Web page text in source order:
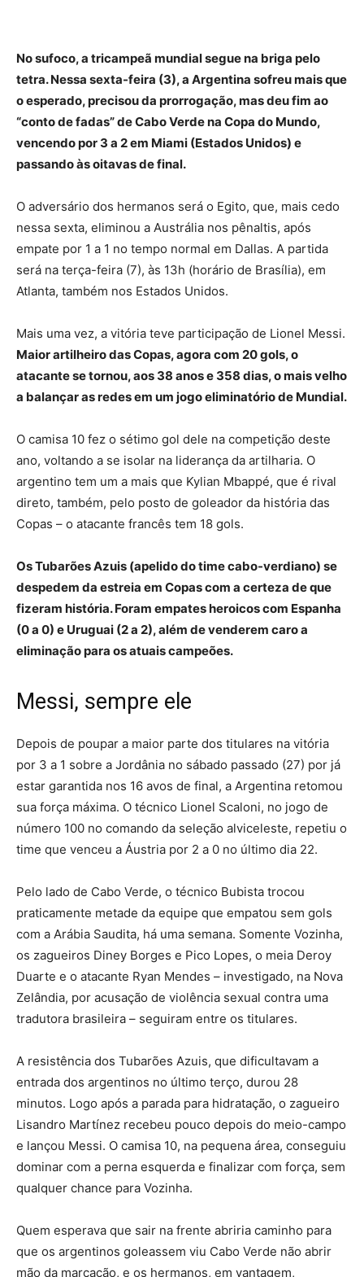
No sufoco, a tricampeã mundial segue na briga pelo
tetra. Nessa sexta-feira (3), a Argentina sofreu mais que
o esperado, precisou da prorrogação, mas deu fim ao
“conto de fadas” de Cabo Verde na Copa do Mundo,
vencendo por 3 a 2 em Miami (Estados Unidos) e
passando às oitavas de final.
O adversário dos hermanos será o Egito, que, mais cedo
nessa sexta, eliminou a Austrália nos pênaltis, após
empate por 1 a 1 no tempo normal em Dallas. A partida
será na terça-feira (7), às 13h (horário de Brasília), em
Atlanta, também nos Estados Unidos.
Mais uma vez, a vitória teve participação de Lionel Messi.
Maior artilheiro das Copas, agora com 20 gols, o
atacante se tornou, aos 38 anos e 358 dias, o mais velho
a balançar as redes em um jogo eliminatório de Mundial.
O camisa 10 fez o sétimo gol dele na competição deste
ano, voltando a se isolar na liderança da artilharia. O
argentino tem um a mais que Kylian Mbappé, que é rival
direto, também, pelo posto de goleador da história das
Copas – o atacante francês tem 18 gols.
Os Tubarões Azuis (apelido do time cabo-verdiano) se
despedem da estreia em Copas com a certeza de que
fizeram história. Foram empates heroicos com Espanha
(0 a 0) e Uruguai (2 a 2), além de venderem caro a
eliminação para os atuais campeões.
Messi, sempre ele
Depois de poupar a maior parte dos titulares na vitória
por 3 a 1 sobre a Jordânia no sábado passado (27) por já
estar garantida nos 16 avos de final, a Argentina retomou
sua força máxima. O técnico Lionel Scaloni, no jogo de
número 100 no comando da seleção alviceleste, repetiu o
time que venceu a Áustria por 2 a 0 no último dia 22.
Pelo lado de Cabo Verde, o técnico Bubista trocou
praticamente metade da equipe que empatou sem gols
com a Arábia Saudita, há uma semana. Somente Vozinha,
os zagueiros Diney Borges e Pico Lopes, o meia Deroy
Duarte e o atacante Ryan Mendes – investigado, na Nova
Zelândia, por acusação de violência sexual contra uma
tradutora brasileira – seguiram entre os titulares.
A resistência dos Tubarões Azuis, que dificultavam a
entrada dos argentinos no último terço, durou 28
minutos. Logo após a parada para hidratação, o zagueiro
Lisandro Martínez recebeu pouco depois do meio-campo
e lançou Messi. O camisa 10, na pequena área, conseguiu
dominar com a perna esquerda e finalizar com força, sem
qualquer chance para Vozinha.
Quem esperava que sair na frente abriria caminho para
que os argentinos goleassem viu Cabo Verde não abrir
mão da marcação, e os hermanos, em vantagem,